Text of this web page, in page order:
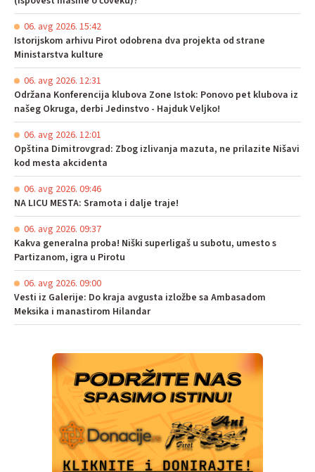
06. avg 2026. 15:42
Istorijskom arhivu Pirot odobrena dva projekta od strane
Ministarstva kulture
06. avg 2026. 12:31
Održana Konferencija klubova Zone Istok: Ponovo pet klubova iz
našeg Okruga, derbi Jedinstvo - Hajduk Veljko!
06. avg 2026. 12:01
Opština Dimitrovgrad: Zbog izlivanja mazuta, ne prilazite Nišavi
kod mesta akcidenta
06. avg 2026. 09:46
NA LICU MESTA: Sramota i dalje traje!
06. avg 2026. 09:37
Kakva generalna proba! Niški superligaš u subotu, umesto s
Partizanom, igra u Pirotu
06. avg 2026. 09:00
Vesti iz Galerije: Do kraja avgusta izložbe sa Ambasadom
Meksika i manastirom Hilandar